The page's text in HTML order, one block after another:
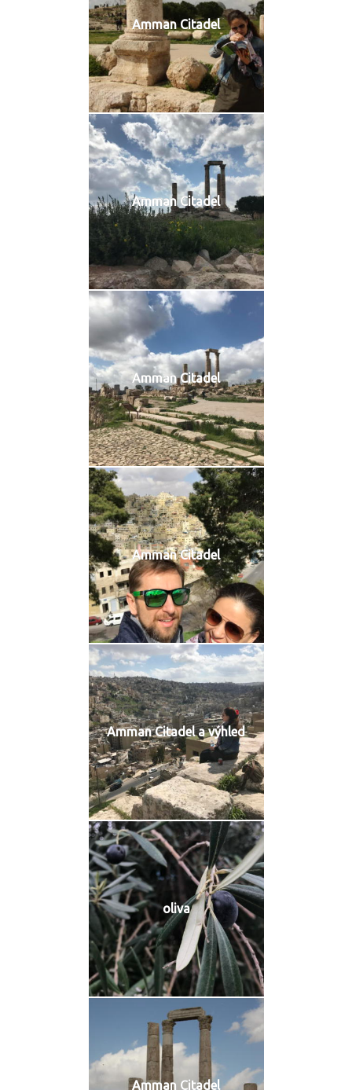
Amman Citadel
Amman Citadel
Amman Citadel
Amman Citadel
Amman Citadel a výhled
oliva
Amman Citadel